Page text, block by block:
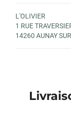
L'OLIVIER
1 RUE
14260 AUNAY